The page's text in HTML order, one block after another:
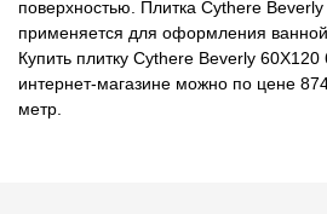
поверхностью. Плитка Cythere
применяется для оформления ванной,
Купить плитку Cythere Beverly
интернет-магазине можно по цене
метр.